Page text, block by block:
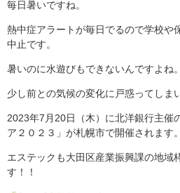
毎日暑いですね。
熱中症アラートが毎日でるので学校や
中止です。
暑いのに水遊びもできないんですよね。
少し前との気候の変化に戸惑ってしま
2023年7月20日（木）に北洋銀行主催
ア２０２３」が札幌市で開催されます。
エステックも大田区産業振興課の地域
す！！